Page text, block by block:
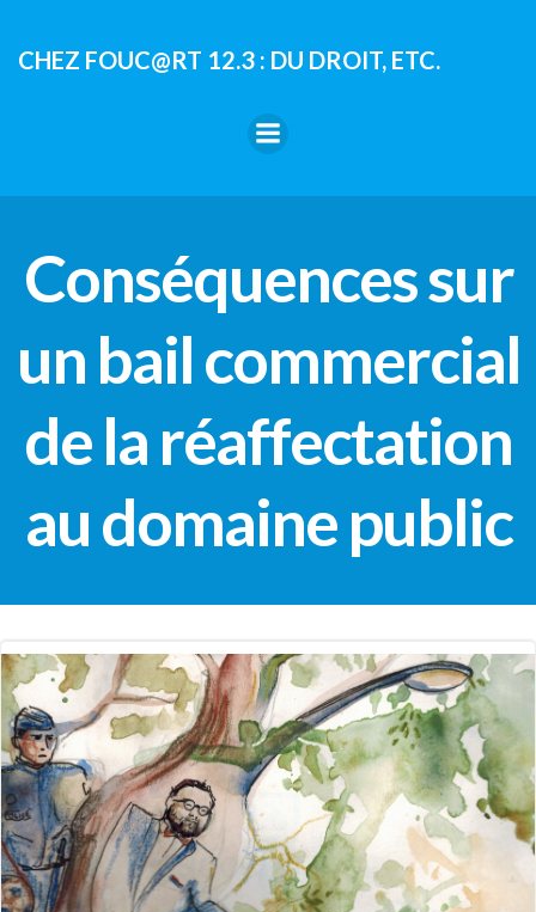
contenu
CHEZ FOUC@RT 12.3 : DU DROIT, ETC.
Conséquences sur
un bail commercial
de la réaffectation
au domaine public